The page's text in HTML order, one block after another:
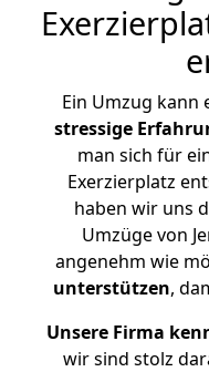
Ein Umzug kann
stressige
man sich für
Exerzierplatz
haben wir uns
Umzüge von
angenehm wie
unterstützen,
Unsere Firma
wir sind stolz